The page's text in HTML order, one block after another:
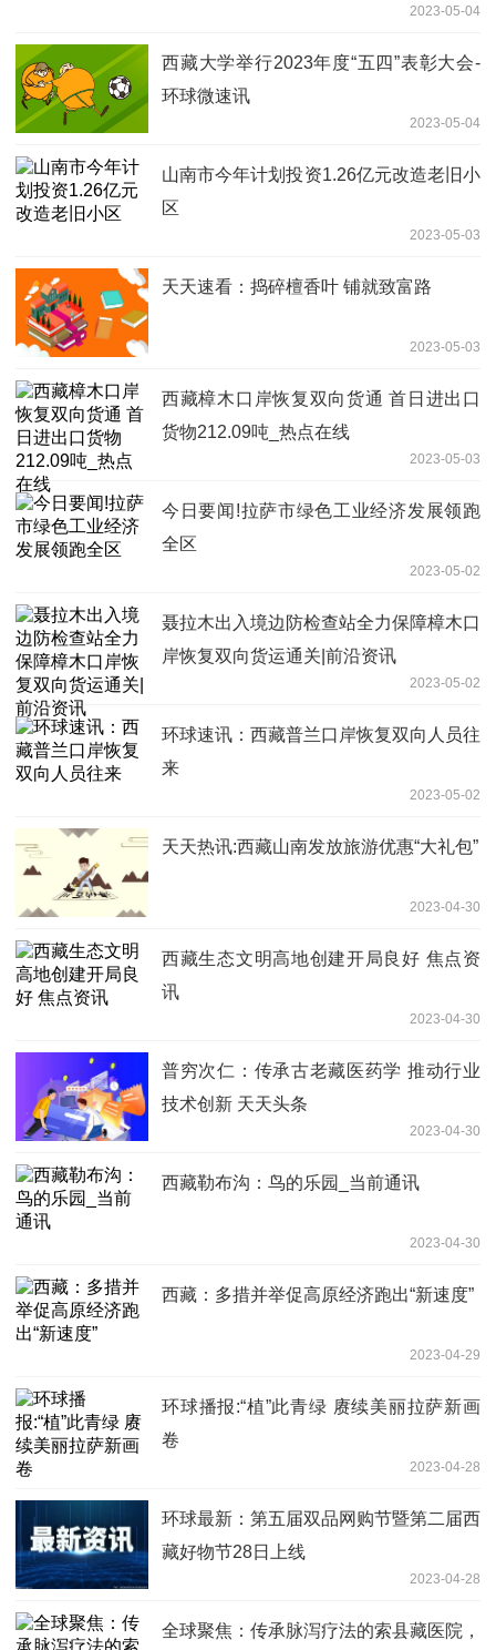
2023-05-04
西藏大学举行2023年度“五四”表彰大会-
环球微速讯
2023-05-04
山南市今年计划投资1.26亿元改造老旧小
区
2023-05-03
天天速看：捣碎檀香叶 铺就致富路
2023-05-03
西藏樟木口岸恢复双向货通 首日进出口
货物212.09吨_热点在线
2023-05-03
今日要闻!拉萨市绿色工业经济发展领跑
全区
2023-05-02
聂拉木出入境边防检查站全力保障樟木口
岸恢复双向货运通关|前沿资讯
2023-05-02
环球速讯：西藏普兰口岸恢复双向人员往
来
2023-05-02
天天热讯:西藏山南发放旅游优惠“大礼包”
2023-04-30
西藏生态文明高地创建开局良好 焦点资
讯
2023-04-30
普穷次仁：传承古老藏医药学 推动行业
技术创新 天天头条
2023-04-30
西藏勒布沟：鸟的乐园_当前通讯
2023-04-30
西藏：多措并举促高原经济跑出“新速度”
2023-04-29
环球播报:“植”此青绿 赓续美丽拉萨新画
卷
2023-04-28
环球最新：第五届双品网购节暨第二届西
藏好物节28日上线
2023-04-28
全球聚焦：传承脉泻疗法的索县藏医院，